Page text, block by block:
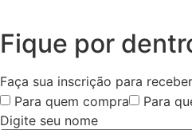
Fique por
Faça sua inscrição para
Para quem compra
Para
Digite seu nome